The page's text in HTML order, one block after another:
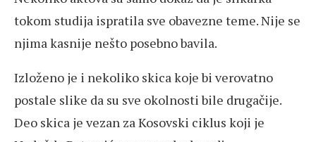
tokom studija ispratila sve obavezne teme. Nije se
njima kasnije nešto posebno bavila.
Izloženo je i nekoliko skica koje bi verovatno
postale slike da su sve okolnosti bile drugačije.
Deo skica je vezan za Kosovski ciklus koji je